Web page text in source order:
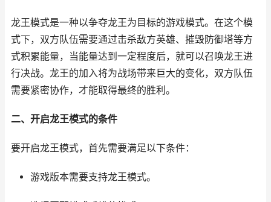
龙王模式是一种以争夺龙王为目标的游戏模式。在这个模
式下，双方队伍需要通过击杀敌方英雄、摧毁防御塔等方
式积累能量，当能量达到一定程度后，就可以召唤龙王进
行决战。龙王的加入将为战场带来巨大的变化，双方队伍
需要紧密协作，才能取得最终的胜利。
二、开启龙王模式的条件
要开启龙王模式，首先需要满足以下条件：
游戏版本需要支持龙王模式。